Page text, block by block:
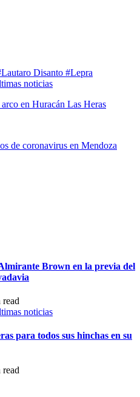
Disanto #Lepra
noticias
en Huracán Las Heras
de coronavirus en Mendoza
Brown en la previa del
read
noticias
para todos sus hinchas en su
read